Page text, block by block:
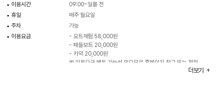
이용시간
09:00~일몰 전
휴일
매주 월요일
주차
가능
이용요금
- 요트체험 58,000원
- 패들보트 20,000원
- 카약 20,000원
※ 이용요금 변동 가능성 있으므로 홈페이지 참고 또는 전화
더보기